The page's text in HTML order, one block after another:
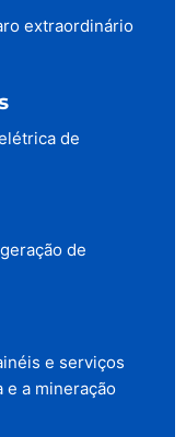
extraordinário
de
de
e serviços
e a mineração